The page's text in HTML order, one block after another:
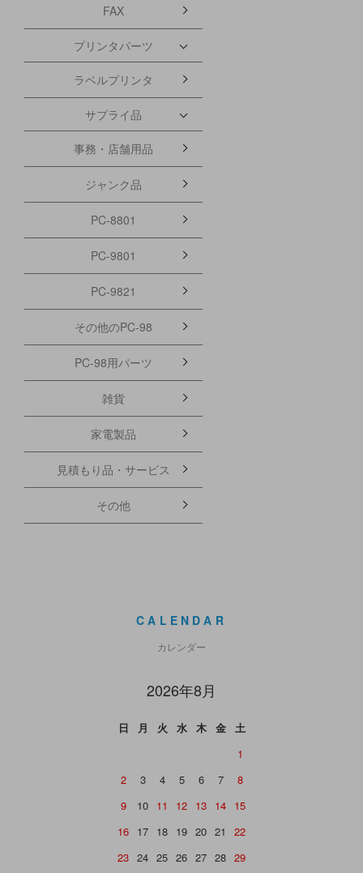
FAX
プリンタパーツ
ラベルプリンタ
サプライ品
事務・店舗用品
ジャンク品
PC-8801
PC-9801
PC-9821
その他のPC-98
PC-98用パーツ
雑貨
家電製品
見積もり品・サービス
その他
CALENDAR
カレンダー
2026年8月
日 月 火 水 木 金
土
1
2
3 4 5 6 7
8
9
10 11 12 13 14 15
16 17 18 19 20 21
22
23 24 25 26 27 28 29